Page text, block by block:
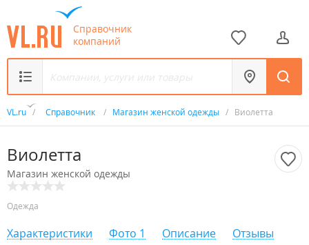
Справочник
компаний
VL.ru / Справочник / Магазин женской одежды / Виолетта
Виолетта
Магазин женской одежды
Одежда
Характеристики Фото 1 Описание Отзывы